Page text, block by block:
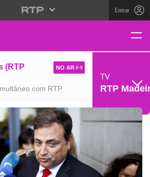
Entrar
(RTP
com RTP
NO AR
TV
RTP